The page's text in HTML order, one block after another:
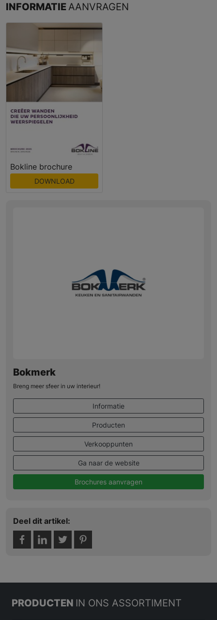
INFORMATIEAANVRAGEN
Bokline brochure
DOWNLOAD
Bokmerk
Breng meer sfeer in uw interieur!
Informatie
Producten
Verkooppunten
Ga naar de website
Brochures aanvragen
Deel dit artikel:
PRODUCTEN IN ONS ASSORTIMENT